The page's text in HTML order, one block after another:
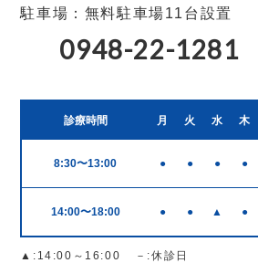
駐車場：無料駐車場11台設置
0948-22-1281
診療時間 月 火 水 木
8:30〜13:00 ● ● ● ●
14:00〜18:00 ● ● ▲ ●
▲ :14:00～16:00 － :休診日